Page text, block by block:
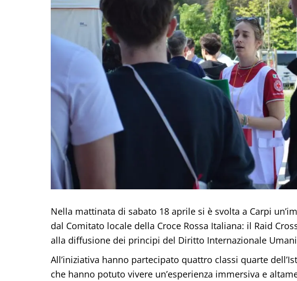
Nella mattinata di sabato 18 aprile si è svolta a Carpi
dal Comitato locale della Croce Rossa Italiana: il Raid
alla diffusione dei principi del Diritto Internazionale
All’iniziativa hanno partecipato quattro classi quarte
che hanno potuto vivere un’esperienza immersiva e